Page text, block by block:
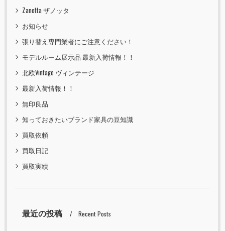
Zanotta ザノッタ
お知らせ
張り替え専門業者にご注意ください！
モデルルーム展示品 最新入荷情報！！
北欧Vintage ヴィンテージ
最新入荷情報！！
無印良品
知っておきたいブランド家具の豆知識
買取依頼
買取日記
買取実績
最近の投稿 Recent Posts